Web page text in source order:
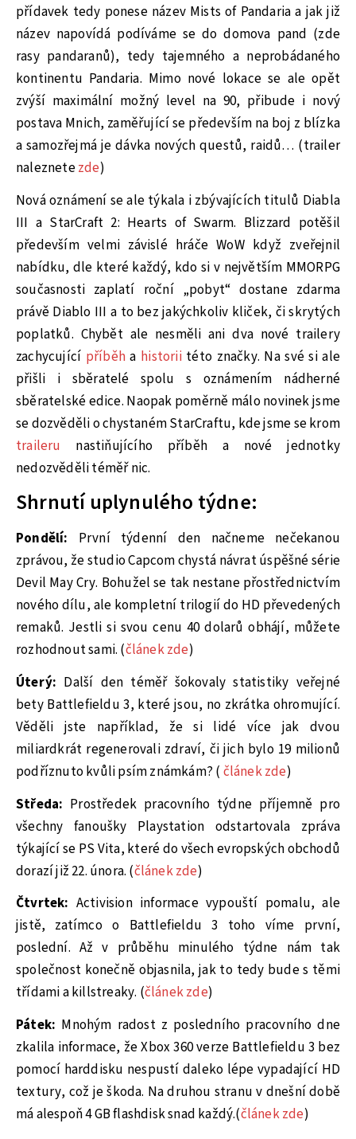
přídavek tedy ponese název Mists of Pandaria a jak již
název napovídá podíváme se do domova pand (zde
rasy pandaranů), tedy tajemného a neprobádaného
kontinentu Pandaria. Mimo nové lokace se ale opět
zvýší maximální možný level na 90, přibude i nový
postava Mnich, zaměřující se především na boj z blízka
a samozřejmá je dávka nových questů, raidů… (trailer
naleznetezde)
Nová oznámení se ale týkala i zbývajících titulů Diabla
III a StarCraft 2: Hearts of Swarm. Blizzard potěšil
především velmi závislé hráče WoW když zveřejnil
nabídku, dle které každý, kdo si v největším MMORPG
současnosti zaplatí roční „pobyt“ dostane zdarma
právě Diablo III a to bez jakýchkoliv kliček, či skrytých
poplatků. Chybět ale nesměli ani dva nové trailery
zachycující příběha historii této značky. Na své si ale
přišli i sběratelé spolu s oznámením nádherné
sběratelské edice. Naopak poměrně málo novinek jsme
se dozvěděli o chystaném StarCraftu, kde jsme se krom
traileru nastiňujícího příběh a nové jednotky
nedozvěděli téměř nic.
Shrnutí uplynulého týdne:
Pondělí: První týdenní den načneme nečekanou
zprávou, že studio Capcom chystá návrat úspěšné série
Devil May Cry. Bohužel se tak nestane přostřednictvím
nového dílu, ale kompletní trilogií do HD převedených
remaků. Jestli si svou cenu 40 dolarů obhájí, můžete
rozhodnout sami. (článek zde)
Úterý: Další den téměř šokovaly statistiky veřejné
bety Battlefieldu 3, které jsou, no zkrátka ohromující.
Věděli jste například, že si lidé více jak dvou
miliardkrát regenerovali zdraví, či jich bylo 19 milionů
podříznuto kvůli psím známkám? ( článek zde)
Středa: Prostředek pracovního týdne příjemně pro
všechny fanoušky Playstation odstartovala zpráva
týkající se PS Vita, které do všech evropských obchodů
dorazí již 22. února. (článek zde)
Čtvrtek: Activision informace vypouští pomalu, ale
jistě, zatímco o Battlefieldu 3 toho víme první,
poslední. Až v průběhu minulého týdne nám tak
společnost konečně objasnila, jak to tedy bude s těmi
třídami a killstreaky. (článek zde)
Pátek: Mnohým radost z posledního pracovního dne
zkalila informace, že Xbox 360 verze Battlefieldu 3 bez
pomocí harddisku nespustí daleko lépe vypadající HD
textury, což je škoda. Na druhou stranu v dnešní době
má alespoň 4 GB flashdisk snad každý.(článek zde)